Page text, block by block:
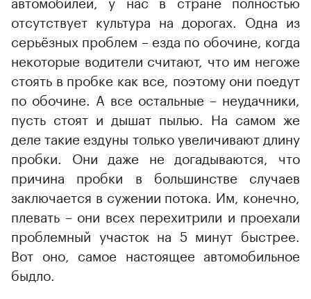
отсутствует культура на дорогах. Одна из
серьёзных проблем – езда по обочине, когда
некоторые водители считают, что им негоже
стоять в пробке как все, поэтому они поедут
по обочине. А все остальные – неудачники,
пусть стоят и дышат пылью. На самом же
деле такие ездуны только увеличивают длину
пробки. Они даже не догадываются, что
причина пробки в большинстве случаев
заключается в сужении потока. Им, конечно,
плевать – они всех перехитрили и проехали
проблемный участок на 5 минут быстрее.
Вот оно, самое настоящее автомобильное
быдло.